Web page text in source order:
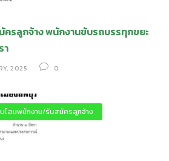
ครลูกจ้าง พนักงานขับรถบรรทุกขยะ
า
2025 0
โอนพนักงาน/รับสมัครลูกจ้าง